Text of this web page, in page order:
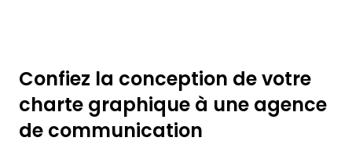
Confiez la conception de votre
charte graphique à une agence
de communication